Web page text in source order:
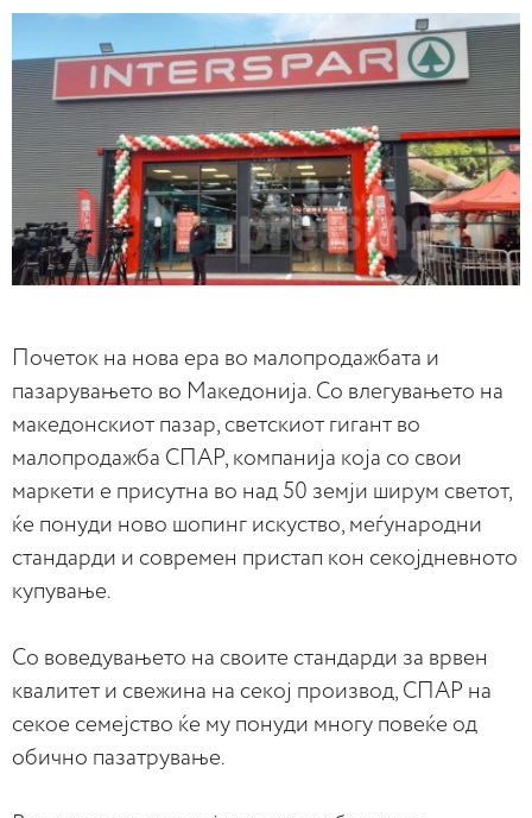
Почеток на нова ера во малопродажбата и
пазарувањето во Македонија. Со влегувањето на
македонскиот пазар, светскиот гигант во
малопродажба СПАР, компанија која со свои
маркети е присутна во над 50 земји ширум светот,
ќе понуди ново шопинг искуство, меѓународни
стандарди и современ пристап кон секојдневното
купување.
Со воведувањето на своите стандарди за врвен
квалитет и свежина на секој производ, СПАР на
секое семејство ќе му понуди многу повеќе од
обично пазатрување.